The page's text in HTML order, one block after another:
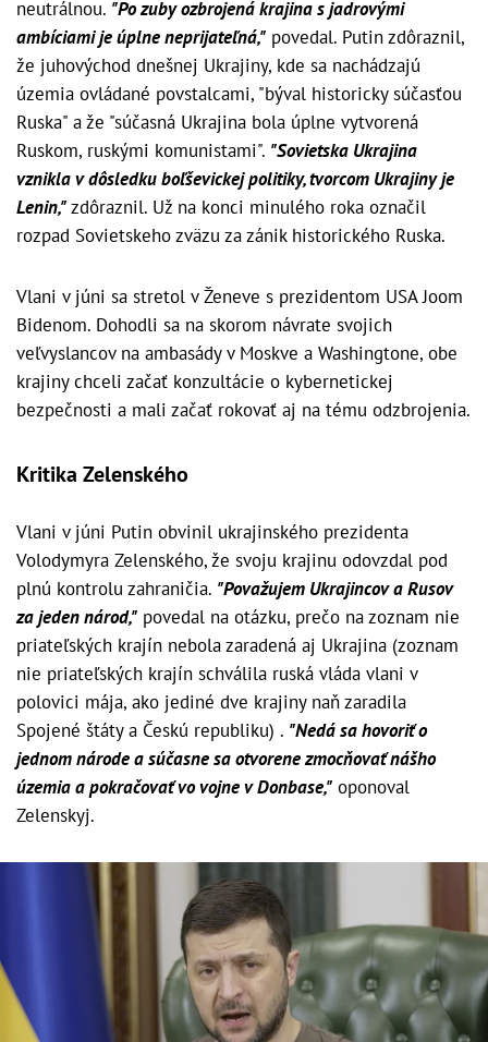
neutrálnou. "Po zuby ozbrojená krajina s jadrovými
ambíciami je úplne neprijateľná," povedal. Putin zdôraznil,
že juhovýchod dnešnej Ukrajiny, kde sa nachádzajú
územia ovládané povstalcami, "býval historicky súčasťou
Ruska" a že "súčasná Ukrajina bola úplne vytvorená
Ruskom, ruskými komunistami". "Sovietska Ukrajina
vznikla v dôsledku boľševickej politiky, tvorcom Ukrajiny je
Lenin,"zdôraznil. Už na konci minulého roka označil
rozpad Sovietskeho zväzu za zánik historického Ruska.
Vlani v júni sa stretol v Ženeve s prezidentom USA Joom
Bidenom. Dohodli sa na skorom návrate svojich
veľvyslancov na ambasády v Moskve a Washingtone, obe
krajiny chceli začať konzultácie o kybernetickej
bezpečnosti a mali začať rokovať aj na tému odzbrojenia.
Kritika Zelenského
Vlani v júni Putin obvinil ukrajinského prezidenta
Volodymyra Zelenského, že svoju krajinu odovzdal pod
plnú kontrolu zahraničia. "Považujem Ukrajincov a Rusov
za jeden národ," povedal na otázku, prečo na zoznam nie
priateľských krajín nebola zaradená aj Ukrajina (zoznam
nie priateľských krajín schválila ruská vláda vlani v
polovici mája, ako jediné dve krajiny naň zaradila
Spojené štáty a Českú republiku) . "Nedá sa hovoriť o
jednom národe a súčasne sa otvorene zmocňovať nášho
územia a pokračovať vo vojne v Donbase," oponoval
Zelenskyj.